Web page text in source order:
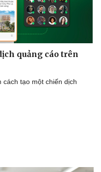
quảng cáo trên
tạo một chiến dịch